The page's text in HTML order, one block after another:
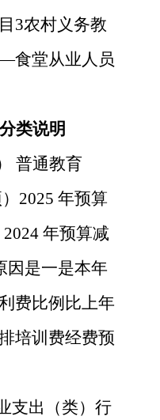
3农村义务教
食堂从业人员
类说明
普通教育
2025 年预算
2024 年预算减
因是一是本年
费比例比上年
培训费经费预
支出
（类）行